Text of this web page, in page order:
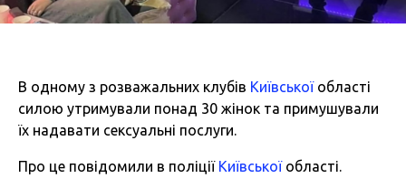
В одному з розважальних клубів Київськоїобласті
силою утримували понад 30 жінок та примушували
їх надавати сексуальні послуги.
Про це повідомили в поліції Київськоїобласті.